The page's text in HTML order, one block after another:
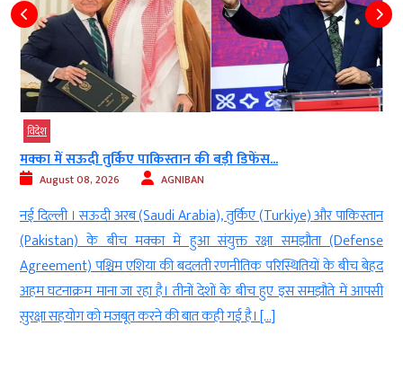
विदेश
मक्का में सऊदी तुर्किए पाकिस्तान की बड़ी डिफेंस...
August 08, 2026 AGNIBAN
नई दिल्ली । सऊदी अरब (Saudi Arabia), तुर्किए (Turkiye) और पाकिस्तान
(Pakistan) के बीच मक्का में हुआ संयुक्त रक्षा समझौता (Defense
Agreement) पश्चिम एशिया की बदलती रणनीतिक परिस्थितियों के बीच बेहद
अहम घटनाक्रम माना जा रहा है। तीनों देशों के बीच हुए इस समझौते में आपसी
सुरक्षा सहयोग को मजबूत करने की बात कही गई है। […]